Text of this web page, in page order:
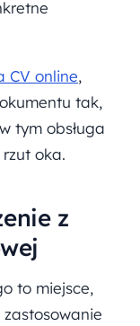
CV online,
tak,
tym obsługa
rzut oka.
z
to miejsce,